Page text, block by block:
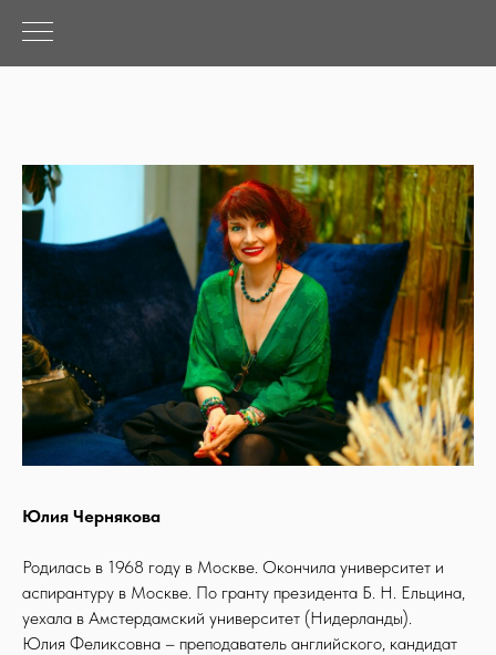
Юлия Чернякова
Родилась в 1968 году в Москве. Окончила университет и
аспирантуру в Москве. По гранту президента Б. Н. Ельцина,
уехала в Амстердамский университет (Нидерланды).
Юлия Феликсовна – преподаватель английского, кандидат